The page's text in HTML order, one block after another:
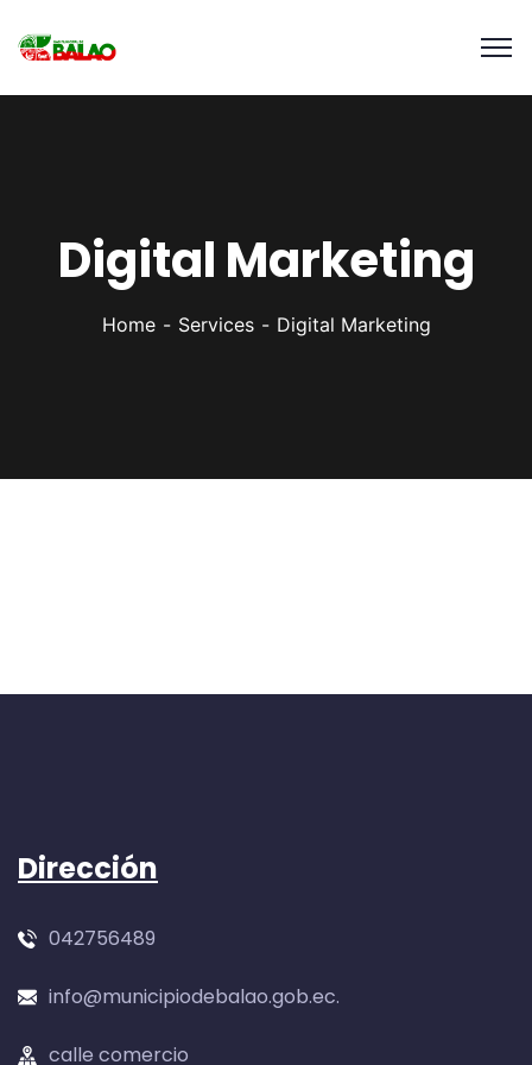
Digital Marketing
Home Services Digital Marketing
Dirección
042756489
info@municipiodebalao.gob.ec.
calle comercio